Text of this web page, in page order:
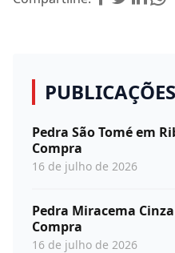
Pedra São Tomé em
Compra
16 de julho de 2026
Pedra Miracema
Compra
16 de julho de 2026